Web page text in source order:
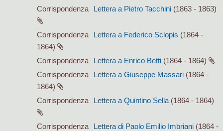
Corrispondenza
Lettera a Pietro Tacchini (1863 - 1863)
Corrispondenza Lettera a Federico Sclopis (1864 -
1864)
Corrispondenza
Lettera a Enrico Betti (1864 - 1864)
Corrispondenza
Lettera a Giuseppe Massari (1864 -
1864)
Corrispondenza
Lettera a Quintino Sella (1864 - 1864)
Corrispondenza Lettera di Paolo Emilio Imbriani (1864 -